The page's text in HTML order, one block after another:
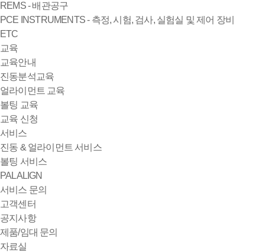
REMS - 배관공구
PCE INSTRUMENTS - 측정, 시험, 검사, 실험실 및 제어 장비
ETC
교육
교육안내
진동분석교육
얼라이먼트 교육
볼팅 교육
교육 신청
서비스
진동 & 얼라이먼트 서비스
볼팅 서비스
PALALIGN
서비스 문의
고객센터
공지사항
제품/임대 문의
자료실